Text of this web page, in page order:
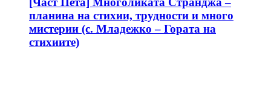
планина на стихии, трудности и много
мистерии (с. Младежко – Гората на
стихиите)